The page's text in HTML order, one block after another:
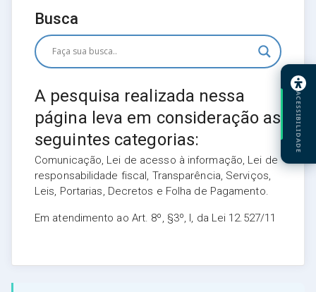
Busca
A pesquisa realizada nessa
página leva em consideração as
seguintes categorias:
Comunicação, Lei de acesso à informação, Lei de
responsabilidade fiscal, Transparência, Serviços,
Leis, Portarias, Decretos e Folha de Pagamento.
Em atendimento ao Art. 8º, §3º, I, da Lei 12.527/11
ACESSIBILIDADE